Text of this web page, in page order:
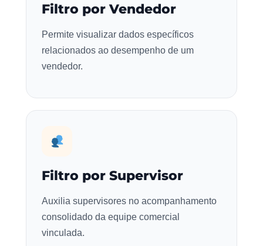
Filtro por Vendedor
Permite visualizar dados específicos
relacionados ao desempenho de um
vendedor.
Filtro por Supervisor
Auxilia supervisores no acompanhamento
consolidado da equipe comercial
vinculada.